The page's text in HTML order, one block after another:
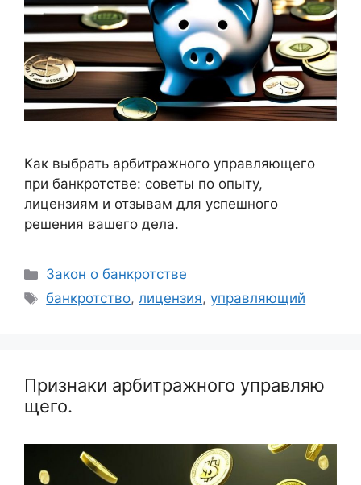
Как выбрать арбитражного управляющего
при банкротстве: советы по опыту,
лицензиям и отзывам для успешного
решения вашего дела.
Рубрики
Закон о банкротстве
Метки
банкротство,лицензия,управляющий
Признаки арбитражного управляю
щего.